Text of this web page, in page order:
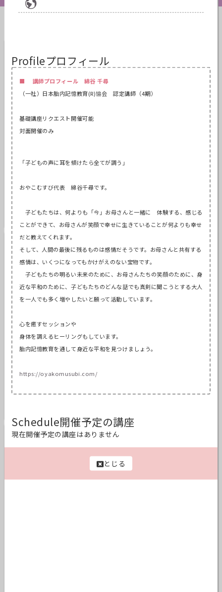
東京都
東京都
福岡県
認定講師 育児アドバイザー
Profileプロフィール
■ 講師プロフィール 綿谷 千尋
（一社）日本胎内記憶教育(R)協会 認定講師（4期）
基礎講座リクエスト開催可能
対面開催のみ
「子どもの声に耳を傾けたら全てが調う」
おやこむすび代表 綿谷千尋です。
子どもたちは、何よりも「今」お母さんと一緒に 体験する、感じる
ことができて、お母さんが笑顔で幸せに生きていることが何よりも幸せ
だと教えてくれます。
そして、人間の最後に残るものは感情だそうです。お母さんと共有する
感情は、いくつになってもかけがえのない宝物です。
子どもたちの明るい未来のために、お母さんたちの笑顔のために、身
近な平和のために、子どもたちのどんな話でも真剣に聞こうとする大人
を一人でも多く増やしたいと願って活動しています。
心を癒すセッションや
身体を調えるヒーリングもしています。
胎内記憶教育を通して身近な平和を見つけましょう。
https://oyakomusubi.com/
Schedule開催予定の講座
現在開催予定の講座はありません
とじる